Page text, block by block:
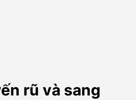
rũ và sang